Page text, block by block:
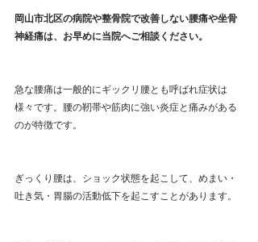
岡山市北区の病院や整骨院で改善しない腰痛や坐骨
神経痛は、お早めに当院へご相談ください。
急な腰痛は一般的にギックリ腰とも呼ばれ症状は
様々です。腰の靭帯や筋肉に強い炎症と痛みがある
のが特徴です。
ぎっくり腰は、ショック状態を起こして、めまい・
吐き気・胃腸の活動低下を起こすことがあります。